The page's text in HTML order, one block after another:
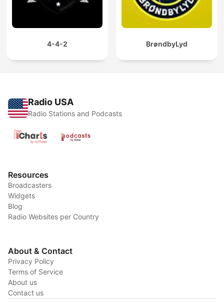
4-4-2 BrøndbyLyd
Radio USA
Radio Stations and Podcasts
Resources
Broadcasters
Widgets
Blog
Radio Websites per Country
About & Contact
Privacy Policy
Terms of Service
About us
Contact us